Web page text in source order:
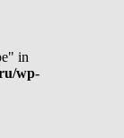
in
wp-